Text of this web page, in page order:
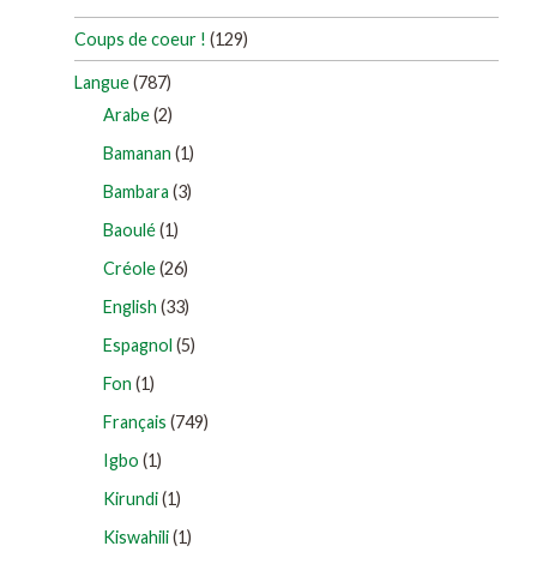
Coups de coeur ! (129)
Langue(787)
Arabe(2)
Bamanan (1)
Bambara (3)
Baoulé(1)
Créole(26)
English (33)
Espagnol (5)
Fon (1)
Français (749)
Igbo (1)
Kirundi(1)
Kiswahili(1)